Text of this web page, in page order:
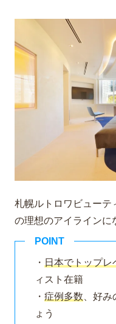
札幌ルトロワビューテ
の理想のアイラインに
POINT
・ 日本でトップレ
ィスト在籍
・ 症例多数 、好
ょう